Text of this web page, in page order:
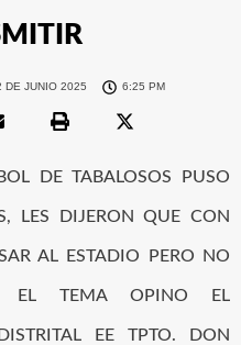
DE JUNIO 2025 6:25 PM
DE TABALOSOS PUSO
LES DIJERON QUE CON
AL ESTADIO PERO NO
EL TEMA OPINO EL
EE TPTO. DON